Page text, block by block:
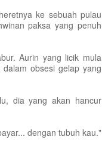
ke sebuah pulau
paksa yang penuh
Aurin yang licik mula
obsesi gelap yang
dia yang akan hancur
dengan tubuh kau."